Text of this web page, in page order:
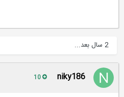
niky186